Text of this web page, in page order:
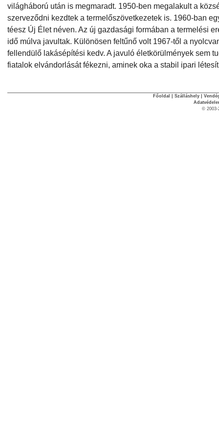
világháború után is megmaradt. 1950-ben megalakult a
szerveződni kezdtek a termelőszövetkezetek is. 1960-ban
téesz Új Élet néven. Az új gazdasági formában a termelési
idő múlva javultak. Különösen feltűnő volt 1967-től a
fellendülő lakásépítési kedv. A javuló életkörülmények sem
fiatalok elvándorlását fékezni, aminek oka a stabil ipari
Főoldal Szálláshely
© 2003-